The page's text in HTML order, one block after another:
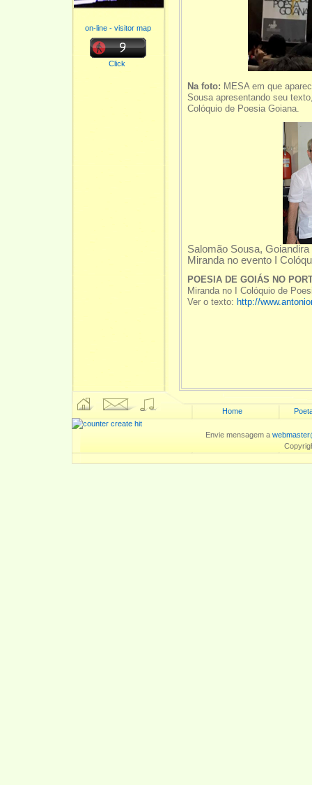
on-line - visitor map
Click
Na foto: MESA em que
Sousa apresentando seu
Colóquio de Poesia Goiana.
Salomão Sousa,
Miranda no evento I
POESIA DE GOIÁS NO
Miranda no I Colóquio de
Ver o texto: http://
Home
Envie mensagem a